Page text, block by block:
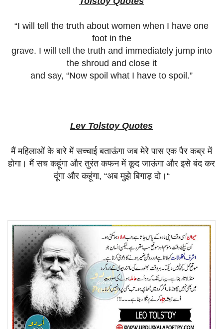
“I will tell the truth about women when I have one
foot in the
grave. I will tell the truth and immediately jump into
the shroud and close it
and say, “Now spoil what I have to spoil.”
Lev Tolstoy Quotes
मैं महिलाओं के बारे में सच्चाई बताऊंगा जब मेरे पास एक पैर कब्र में
होगा। मैं सच कहूंगा और तुरंत कफन में कूद जाऊंगा और इसे बंद कर
दूंगा और कहूंगा, “अब मुझे बिगाड़ दो। “